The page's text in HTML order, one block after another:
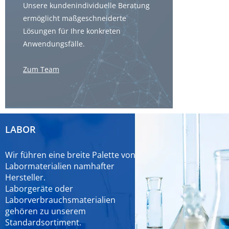
Unsere kundenindividuelle Beratung
ermöglicht maßgeschneiderte
Lösungen für Ihre konkreten
Anwendungsfälle.
Zum Team
LABOR
Wir führen eine breite Palette von
Labormaterialien namhafter
Hersteller.
Laborgeräte oder
Laborverbrauchsmaterialien
gehören zu unserem
Standardsortiment.